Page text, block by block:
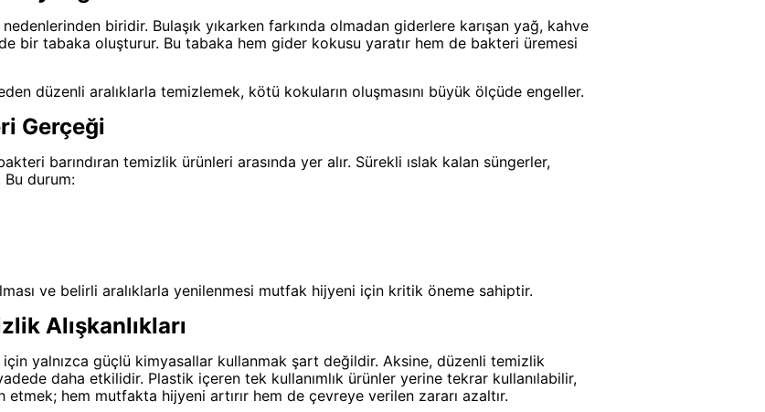
biridir. Bulaşık yıkarken farkında olmadan giderlere karışan yağ, kahve
bir tabaka oluşturur. Bu tabaka hem gider kokusu yaratır hem de bakteri üremesi
düzenli aralıklarla temizlemek, kötü kokuların oluşmasını büyük ölçüde engeller.
Gerçeği
barındıran temizlik ürünleri arasında yer alır. Sürekli ıslak kalan süngerler,
Bu durum:
ve belirli aralıklarla yenilenmesi mutfak hijyeni için kritik öneme sahiptir.
Alışkanlıkları
yalnızca güçlü kimyasallar kullanmak şart değildir. Aksine, düzenli temizlik
daha etkilidir. Plastik içeren tek kullanımlık ürünler yerine tekrar kullanılabilir,
hem mutfakta hijyeni artırır hem de çevreye verilen zararı azaltır.